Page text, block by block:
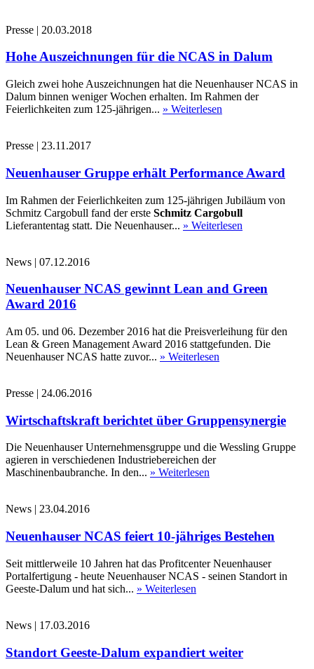
Presse | 20.03.2018
Hohe Auszeichnungen für die NCAS in Dalum
Gleich zwei hohe Auszeichnungen hat die Neuenhauser NCAS in
Dalum binnen weniger Wochen erhalten. Im Rahmen der
Feierlichkeiten zum 125-jährigen... » Weiterlesen
Presse | 23.11.2017
Neuenhauser Gruppe erhält Performance Award
Im Rahmen der Feierlichkeiten zum 125-jährigen Jubiläum von
Schmitz Cargobull fand der erste Schmitz Cargobull
Lieferantentag statt. Die Neuenhauser... » Weiterlesen
News | 07.12.2016
Neuenhauser NCAS gewinnt Lean and Green
Award 2016
Am 05. und 06. Dezember 2016 hat die Preisverleihung für den
Lean & Green Management Award 2016 stattgefunden. Die
Neuenhauser NCAS hatte zuvor... » Weiterlesen
Presse | 24.06.2016
Wirtschaftskraft berichtet über Gruppensynergie
Die Neuenhauser Unternehmensgruppe und die Wessling Gruppe
agieren in verschiedenen Industriebereichen der
Maschinenbaubranche. In den... » Weiterlesen
News 23.04.2016
Neuenhauser NCAS feiert 10-jähriges Bestehen
Seit mittlerweile 10 Jahren hat das Profitcenter Neuenhauser
Portalfertigung - heute Neuenhauser NCAS - seinen Standort in
Geeste-Dalum und hat sich... » Weiterlesen
News | 17.03.2016
Standort Geeste-Dalum expandiert weiter